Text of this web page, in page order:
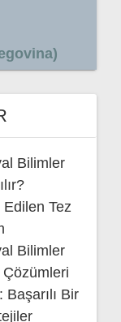
Bilimler
Tez
Bilimler
Bir